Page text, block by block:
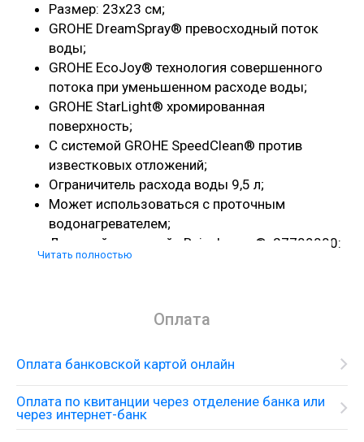
Размер: 23х23 см;
GROHE DreamSpray® превосходный поток
воды;
GROHE EcoJoy® технология совершенного
потока при уменьшенном расходе воды;
GROHE StarLight® хромированная
поверхность;
С системой GROHE SpeedClean® против
известковых отложений;
Ограничитель расхода воды 9,5 л;
Может использоваться с проточным
водонагревателем;
Душевой кронштейн Rainshower® 27709000:
28,6 см.
Скрытый термостат с верхним душем и душевым
Читать полностью
Оплата
Оплата банковской картой онлайн
Оплата по квитанции через отделение банка или
через интернет-банк